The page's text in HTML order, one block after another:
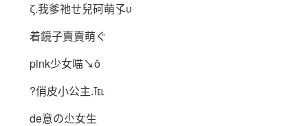
ζ.我爹祂ㄝ兒砢萌孓υ
着鏡子賣賣萌ぐ
pink少女喵↘ǒ
?俏皮小公主.℡
de意の尐女生